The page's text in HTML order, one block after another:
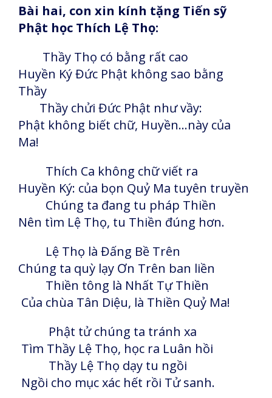
Bài hai, con xin kính tặng Tiến sỹ
Phật học Thích Lệ Thọ:
Thầy Thọ có bằng rất cao
Huyền Ký Đức Phật không sao bằng
Thầy
Thầy chửi Đức Phật như vầy:
Phật không biết chữ, Huyền…này của
Ma!
Thích Ca không chữ viết ra
Huyền Ký: của bọn Quỷ Ma tuyên truyền
Chúng ta đang tu pháp Thiền
Nên tìm Lệ Thọ, tu Thiền đúng hơn.
Lệ Thọ là Đấng Bề Trên
Chúng ta quỳ lạy Ơn Trên ban liền
Thiền tông là Nhất Tự Thiền
Của chùa Tân Diệu, là Thiền Quỷ Ma!
Phật tử chúng ta tránh xa
Tìm Thầy Lệ Thọ, học ra Luân hồi
Thầy Lệ Thọ dạy tu ngồi
Ngồi cho mục xác hết rồi Tử sanh.